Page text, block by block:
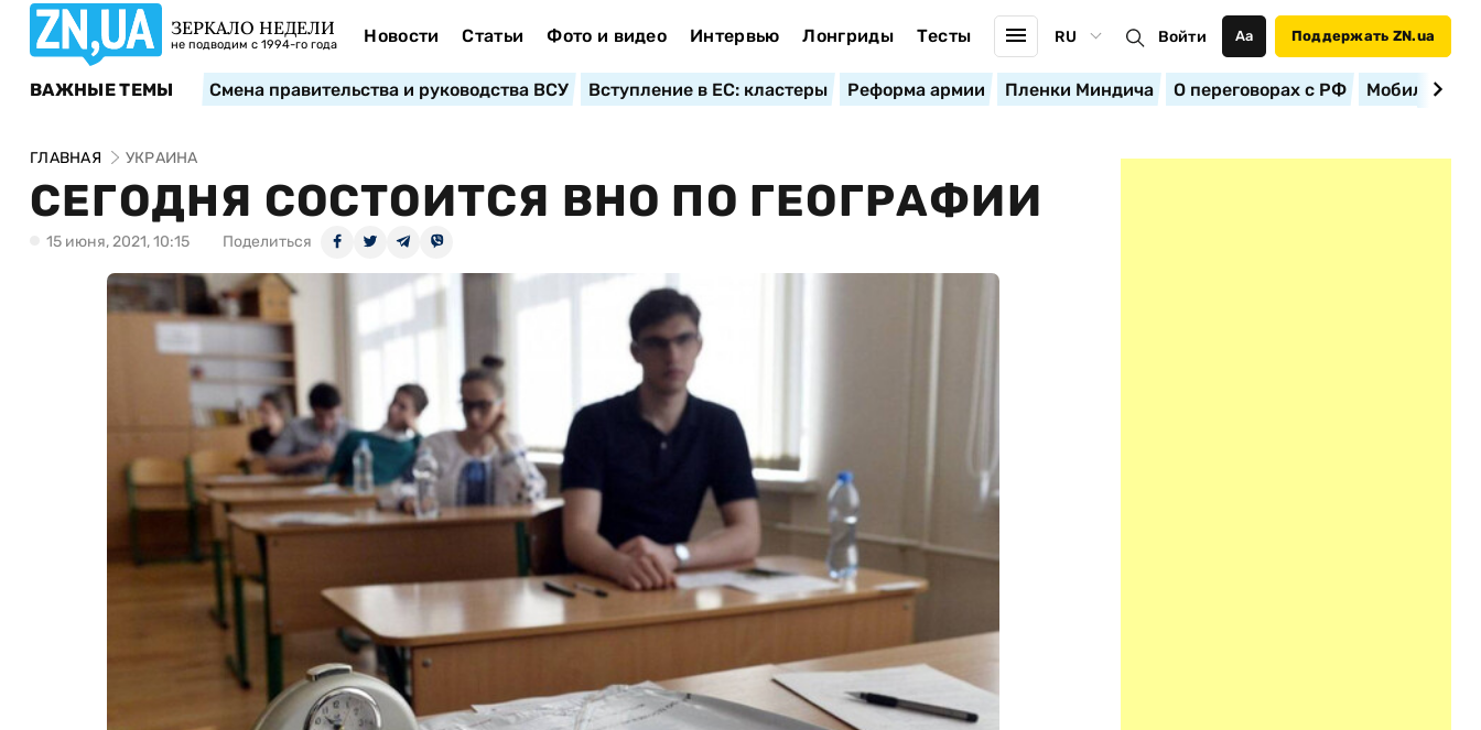
ЗЕРКАЛО НЕДЕЛИ
не подводим с 1994-го года Новости Статьи Фото и видео Интервью Лонгриды Тесты RU Войти Аа Поддержать ZN.ua
ВАЖНЫЕ ТЕМЫ Смена правительства и руководства ВСУ Вступление в ЕС: кластеры Реформа армии Пленки Миндича О переговорах с РФ
ГЛАВНАЯ УКРАИНА
СЕГОДНЯ СОСТОИТСЯ ВНО ПО ГЕОГРАФИИ
15 июня, 2021, 10:15 Поделиться